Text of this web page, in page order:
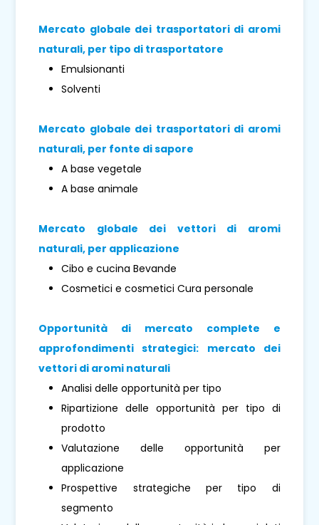
Mercato globale dei trasportatori di aromi
naturali, per tipo di trasportatore
Emulsionanti
Solventi
Mercato globale dei trasportatori di aromi
naturali, per fonte di sapore
A base vegetale
A base animale
Mercato globale dei vettori di aromi
naturali, per applicazione
Cibo e cucina Bevande
Cosmetici e cosmetici Cura personale
Opportunità di mercato complete e
approfondimenti strategici: mercato dei
vettori di aromi naturali
Analisi delle opportunità per tipo
Ripartizione delle opportunità per tipo di
prodotto
Valutazione delle opportunità per
applicazione
Prospettive strategiche per tipo di
segmento